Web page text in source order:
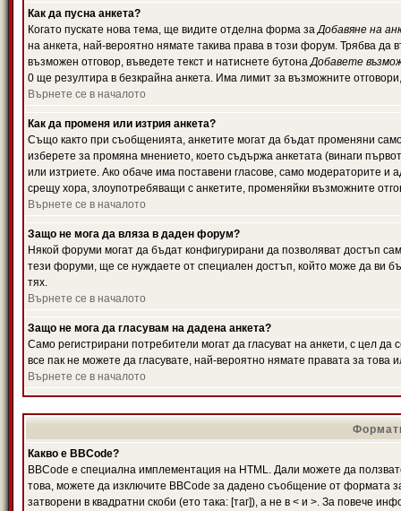
Как да пусна анкета?
Когато пускате нова тема, ще видите отделна форма заДобавяне на
на анкета, най-вероятно нямате такива права в този форум. Трябва да
възможен отговор, въведете текст и натиснете бутонаДобавете
0 ще резултира в безкрайна анкета. Има лимит за възможните
Върнете се в началото
Как да променя или изтрия анкета?
Също както при съобщенията, анкетите могат да бъдат променяни
изберете за промяна мнението, което съдържа анкетата (винаги
или изтриете. Ако обаче има поставени гласове, само модераторите и
срещу хора, злоупотребяващи с анкетите, променяйки възможните
Върнете се в началото
Защо не мога да вляза в даден форум?
Някой форуми могат да бъдат конфигурирани да позволяват достъп
тези форуми, ще се нуждаете от специален достъп, който може да ви
тях.
Върнете се в началото
Защо не мога да гласувам на дадена анкета?
Само регистрирани потребители могат да гласуват на анкети, с цел
все пак не можете да гласувате, най-вероятно нямате правата за това
Върнете се в началото
Какво е BBCode?
BBCode е специална имплементация на HTML. Дали можете да
това, можете да изключите BBCode за дадено съобщение от формата
затворени в квадратни скоби (ето така: [таг]), а не в < и >. За повече